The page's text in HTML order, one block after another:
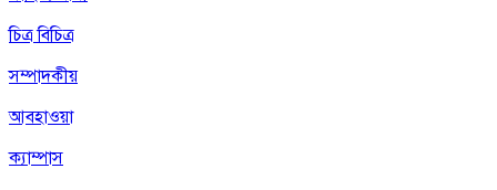
চিত্র বিচিত্র
সম্পাদকীয়
আবহাওয়া
ক্যাম্পাস